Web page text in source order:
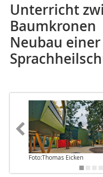
Unterricht
Baumkronen
Neubau einer
Foto:Thomas Eicken